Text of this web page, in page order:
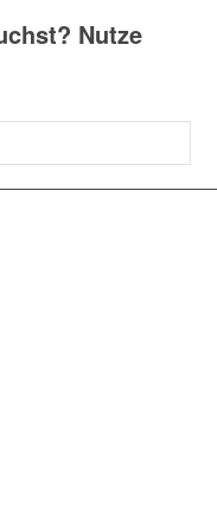
Nutze